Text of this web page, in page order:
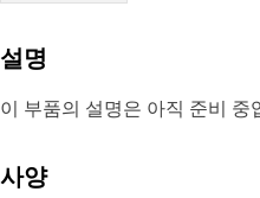
설명
이 부품의 설명은 아직 준비 중
사양